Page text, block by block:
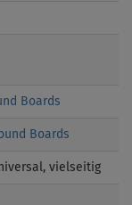
Boards
Boards
vielseitig